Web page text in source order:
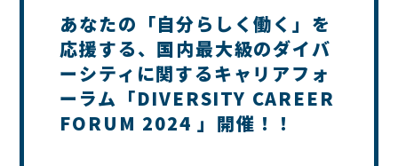
あなたの「自分らしく働く」を
応援する、国内最大級のダイバ
ーシティに関するキャリアフォ
ーラム「DIVERSITY CAREER
FORUM 2024 」開催！！